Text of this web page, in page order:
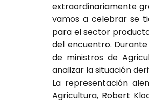
extraordinariamente
vamos a celebrar se
para el sector
del encuentro.
de ministros de
analizar la situación
La representación
Agricultura, Robert